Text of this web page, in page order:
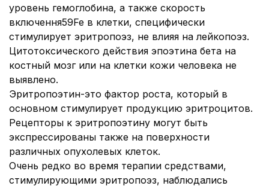
уровень гемоглобина, а также скорость
включення59Fe в клетки, специфически
стимулирует эритропоэз, не влияя на лейкопоэз.
Цитотоксического действия эпоэтина бета на
костный мозг или на клетки кожи человека не
выявлено.
Эритропоэтин-это фактор роста, который в
основном стимулирует продукцию эритроцитов.
Рецепторы к эритропоэтину могут быть
экспрессированы также на поверхности
различных опухолевых клеток.
Очень редко во время терапии средствами,
стимулирующими эритропоэз, наблюдались